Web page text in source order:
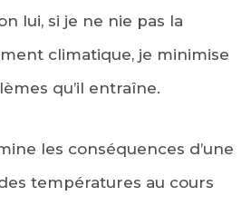
lui, si je ne nie pas la
climatique, je minimise
qu’il entraîne.
les conséquences d’une
températures au cours